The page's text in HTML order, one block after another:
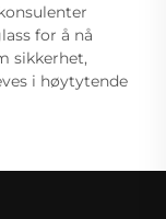
for å nå
sikkerhet,
i høytytende